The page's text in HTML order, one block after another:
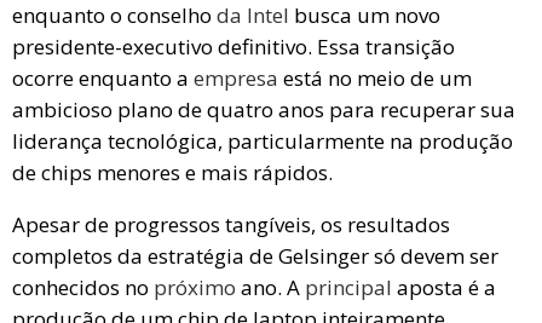
enquanto o conselho da Intel busca um novo
presidente-executivo definitivo. Essa transição
ocorre enquanto a empresa está no meio de um
ambicioso plano de quatro anos para recuperar sua
liderança tecnológica, particularmente na produção
de chips menores e mais rápidos.
Apesar de progressos tangíveis, os resultados
completos da estratégia de Gelsinger só devem ser
conhecidos no próximo ano. A principal aposta é a